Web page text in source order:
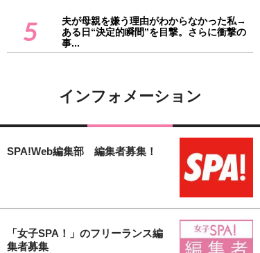
5
夫が母親を嫌う理由がわからなかった私→
ある日“決定的瞬間”を目撃。さらに衝撃の
事...
インフォメーション
SPA!Web編集部 編集者募集！
「女子SPA！」のフリーランス編
集者募集